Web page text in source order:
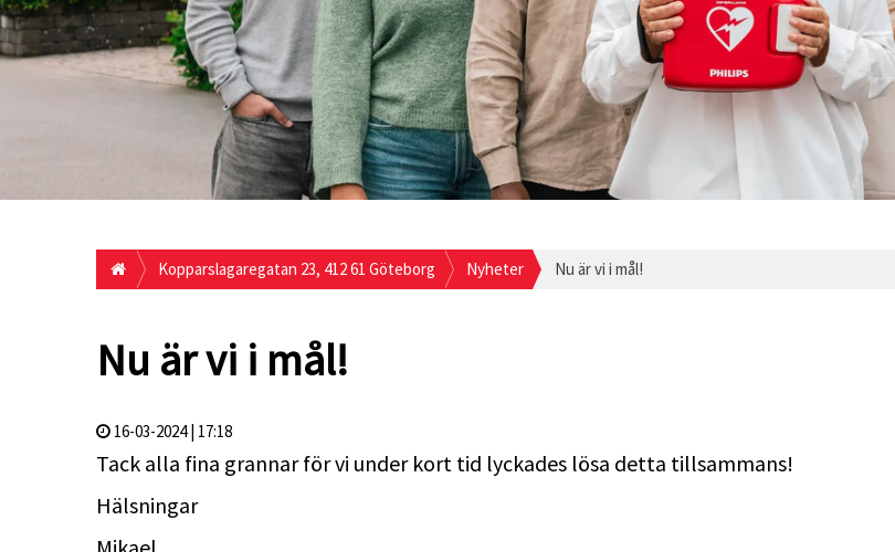
Kopparslagaregatan 23, 412 61 Göteborg Nyheter Nu är vi i mål!
Nu är vi i mål!
16-03-2024 | 17:18
Tack alla fina grannar för vi under kort tid lyckades lösa detta tillsammans!
Hälsningar